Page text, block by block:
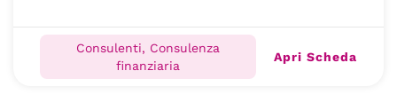
Consulenti, Consulenza
finanziaria
Apri Scheda